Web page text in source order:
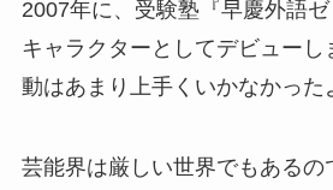
2007年に、受験塾『早慶外語
キャラクターとしてデビューし
動はあまり上手くいかなかった
芸能界は厳しい世界でもあるの